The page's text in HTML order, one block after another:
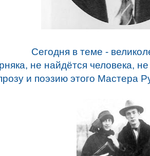
Сегодня в теме -
не найдётся человека,
и поэзию этого Мастера